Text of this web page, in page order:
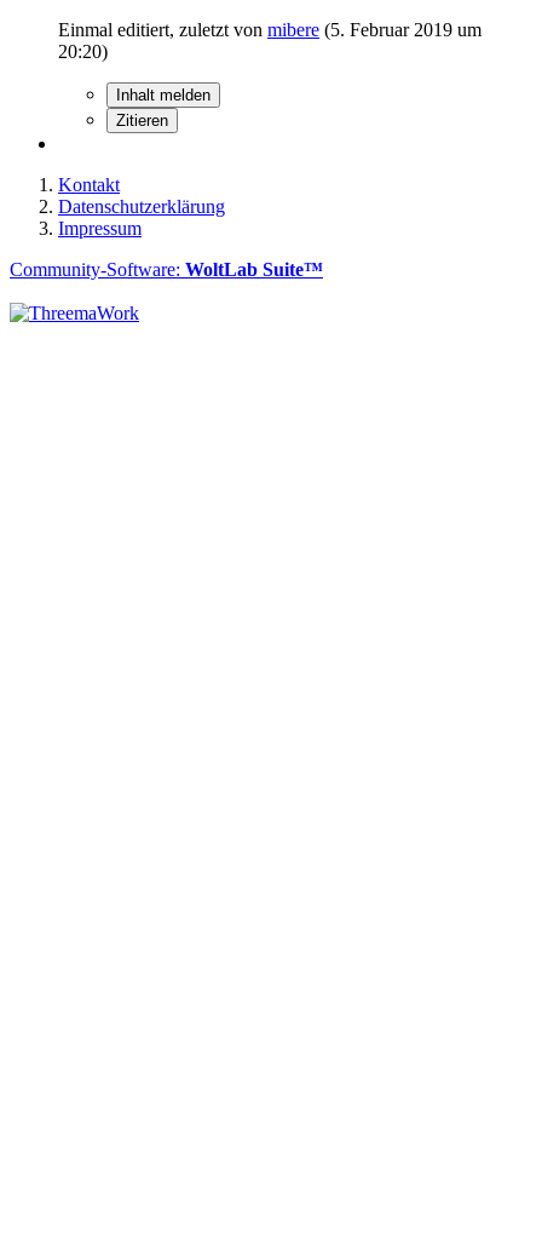
Einmal editiert, zuletzt von mibere (5. Februar 2019 um
20:20)
Inhalt melden
Zitieren
Kontakt
Datenschutzerklärung
Impressum
Community-Software: WoltLab Suite™